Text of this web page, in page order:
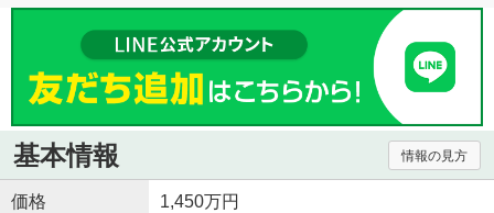
基本情報 情報の見方
価格 1,450万円